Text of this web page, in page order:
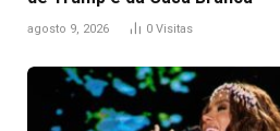
agosto 9, 2026 0 Visitas